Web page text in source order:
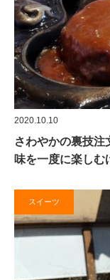
2020.10.10
さわやかの裏技注
味を一度に楽しむ
スイーツ